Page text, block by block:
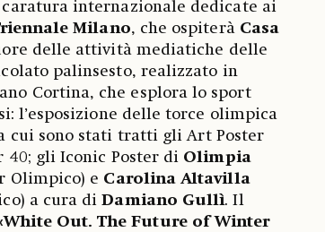
internazionale dedicate ai
Milano, che ospiterà Casa
delle attività mediatiche delle
palinsesto, realizzato in
Cortina, che esplora lo sport
l’esposizione delle torce olimpica
cui sono stati tratti gli Art Poster
gli Iconic Poster di Olimpia
Olimpico) e Carolina Altavilla
a cura diDamiano Gullì. Il
Out. The Future of Winter